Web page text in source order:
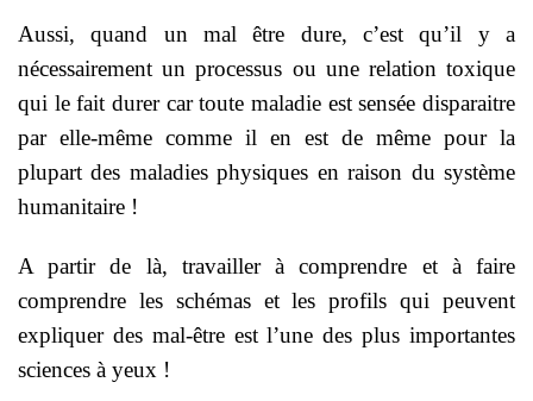
Aussi, quand un mal être dure, c’est qu’il y a
nécessairement un processus ou une relation toxique
qui le fait durer car toute maladie est sensée disparaitre
par elle-même comme il en est de même pour la
plupart des maladies physiques en raison du système
humanitaire !
A partir de là, travailler à comprendre et à faire
comprendre les schémas et les profils qui peuvent
expliquer des mal-être est l’une des plus importantes
sciences à yeux !